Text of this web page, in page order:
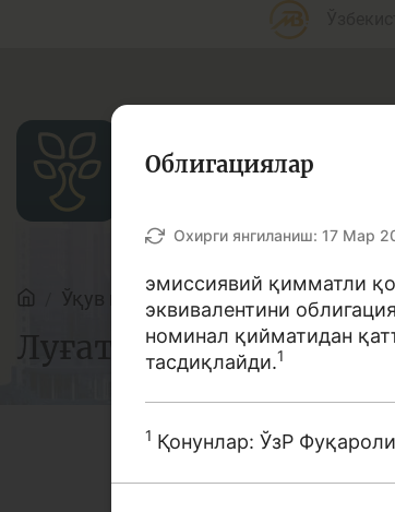
Мақолалар
Банк агентлари учун
Депозит (омонатлар)
Ўқув қўлланмалар Луғат
Луғат
Облигациялар
Охирги янгиланиш: 17 Мар
эмиссиявий қимматли
эквивалентини
номинал қийматидан
тасдиқлайди.1
1 Қонунлар: ЎзР